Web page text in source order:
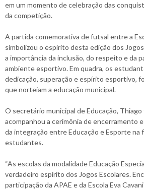
em um momento de celebração das
da competição.
A partida comemorativa de futsal entre a
simbolizou o espírito desta edição dos
a importância da inclusão, do respeito e da
ambiente esportivo. Em quadra, os
dedicação, superação e espírito esportivo,
que norteiam a educação municipal.
O secretário municipal de Educação,
acompanhou a cerimônia de encerramento
da integração entre Educação e Esporte na
estudantes.
“As escolas da modalidade Educação
verdadeiro espírito dos Jogos Escolares.
participação da APAE e da Escola Eva